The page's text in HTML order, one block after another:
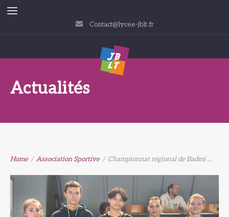
Contact@lycee-jblt.fr
Actualités
Home /Association Sportive / Championnat régional de Badmi ...